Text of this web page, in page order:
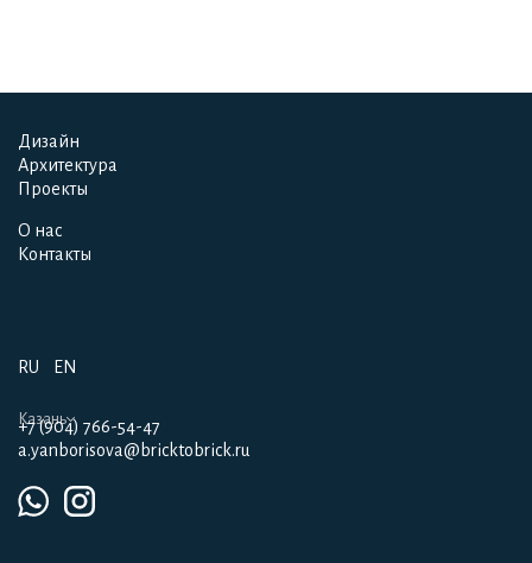
Дизайн
Дизайн
Архитектура
Архитектура
Проекты
О нас
О нас
Контакты
RU EN
Казань
+7 (904) 766-54-47
a.yanborisova@bricktobrick.ru